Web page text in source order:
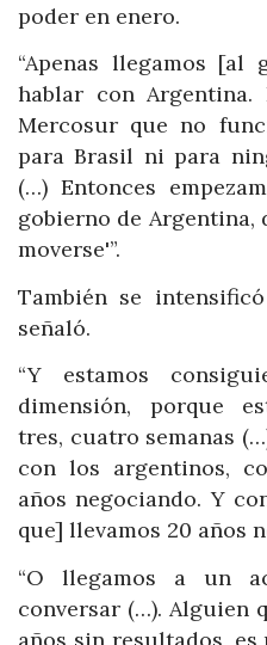
poder en enero.
“Apenas llegamos [al
hablar con Argentina.
Mercosur que no
para Brasil ni para
(…) Entonces
gobierno de Argentina,
moverse'”.
También se
señaló.
“Y estamos
dimensión, porque
tres, cuatro semanas
con los argentinos,
años negociando. Y
que] llevamos 20 años
“O llegamos a un
conversar (…). Alguien
años sin resultados,